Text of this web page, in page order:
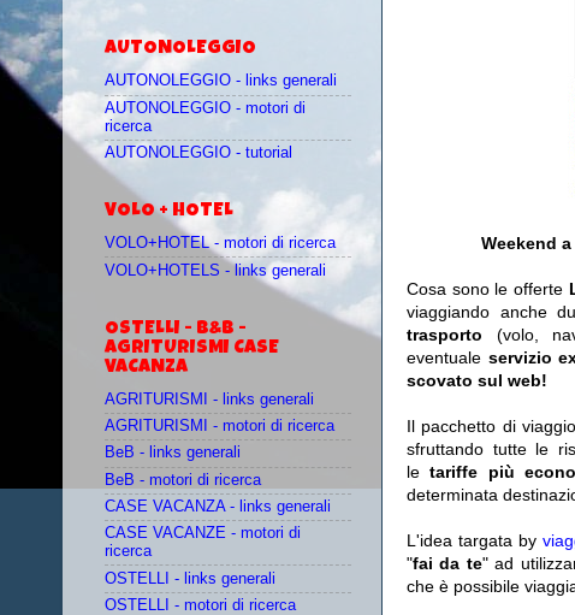
Weekend
Cosa sono le offerte
viaggiando anche
trasporto (volo,
eventuale servizio
scovato sul web!
Il pacchetto di viaggio
sfruttando tutte le
le tariffe più
determinata
L'idea targata by
"fai da te" ad
che è possibile
AUTONOLEGGIO
AUTONOLEGGIO - links generali
AUTONOLEGGIO - motori di
ricerca
AUTONOLEGGIO - tutorial
VOLO + HOTEL
VOLO+HOTEL - motori di ricerca
VOLO+HOTELS - links generali
OSTELLI - B&B -
AGRITURISMI CASE
VACANZA
AGRITURISMI - links generali
AGRITURISMI - motori di ricerca
BeB - links generali
BeB - motori di ricerca
CASE VACANZA - links generali
CASE VACANZE - motori di
ricerca
OSTELLI - links generali
OSTELLI - motori di ricerca